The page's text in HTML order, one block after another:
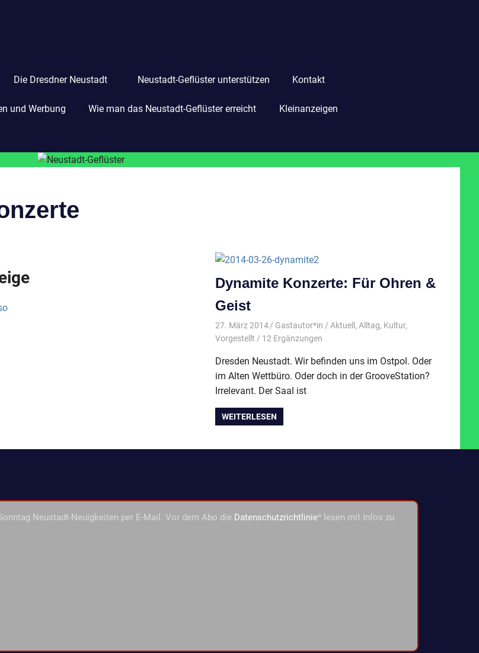
Die Dresdner Neustadt Neustadt-Geflüster unterstützen Kontakt
und Werbung Wie man das Neustadt-Geflüster erreicht Kleinanzeigen
Dynamite Konzerte: Für Ohren &
Geist
27. März 2014 Gastautor*in Aktuell ,Alltag, Kultur,
Vorgestellt / 12 Ergänzungen
Dresden Neustadt. Wir befinden uns im Ostpol. Oder
im Alten Wettbüro. Oder doch in der GrooveStation?
Irrelevant. Der Saal ist
WEITERLESEN
Neustadt-Neuigkeiten per E-Mail. Vor dem Abo die Datenschutzrichtlinie* lesen mit Infos zu